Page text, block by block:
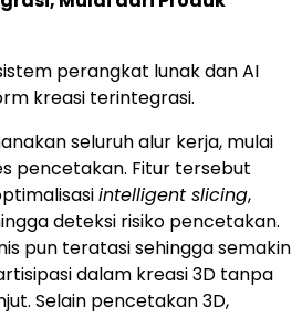
perangkat lunak dan AI
kreasi terintegrasi.
seluruh alur kerja, mulai
pencetakan. Fitur tersebut
intelligent slicing,
deteksi risiko pencetakan.
pun teratasi sehingga semakin
dalam kreasi 3D tanpa
Selain pencetakan 3D,